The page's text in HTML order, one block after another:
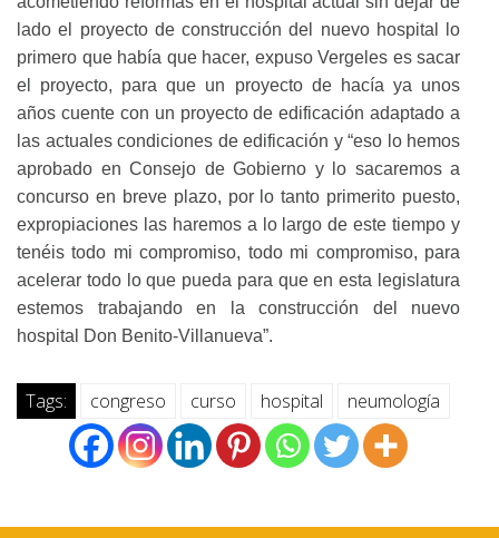
lado el proyecto de construcción del nuevo hospital lo
primero que había que hacer, expuso Vergeles es sacar
el proyecto, para que un proyecto de hacía ya unos
años cuente con un proyecto de edificación adaptado a
las actuales condiciones de edificación y “eso lo hemos
aprobado en Consejo de Gobierno y lo sacaremos a
concurso en breve plazo, por lo tanto primerito puesto,
expropiaciones las haremos a lo largo de este tiempo y
tenéis todo mi compromiso, todo mi compromiso, para
acelerar todo lo que pueda para que en esta legislatura
estemos trabajando en la construcción del nuevo
hospital Don Benito-Villanueva”.
Tags: congreso curso hospital neumología